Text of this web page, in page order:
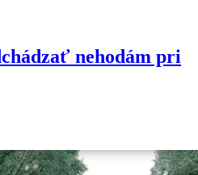
nehodám pri